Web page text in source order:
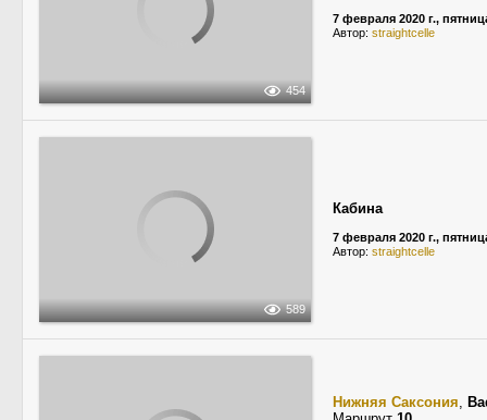
454
7 февраля 2020 г.,
Автор: straightcelle
589
Кабина
7 февраля 2020 г.,
Автор: straightcelle
Нижняя Саксония,